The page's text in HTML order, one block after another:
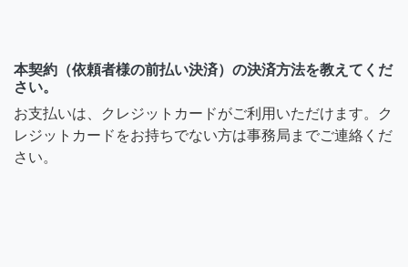
本契約（依頼者様の前払い決済）の決済方法を教えてくだ
さい。
お支払いは、クレジットカードがご利用いただけます。ク
レジットカードをお持ちでない方は事務局までご連絡くだ
さい。